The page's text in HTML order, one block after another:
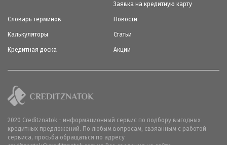
Заявка на кредитную карту
Словарь терминов
Калькуляторы
Кредитная доска
Новости
Статьи
Акции
2020 Creditznatok - информационный сервис по подбору выгодных
кредитных предложений. По любым вопросам, свзяанным с работой
сервиса, просьба обращаться по адресу